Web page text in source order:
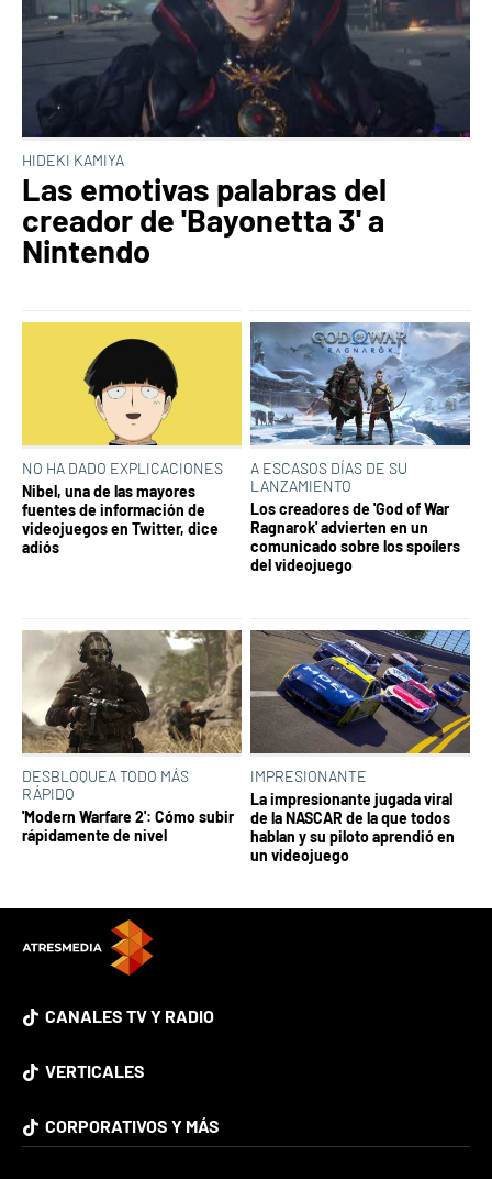
HIDEKI KAMIYA
Las emotivas palabras del
creador de 'Bayonetta 3' a
Nintendo
NO HA DADO EXPLICACIONES
Nibel, una de las mayores
fuentes de información de
videojuegos en Twitter, dice
adiós
A ESCASOS DÍAS DE SU
LANZAMIENTO
Los creadores de 'God of War
Ragnarok' advierten en un
comunicado sobre los spoílers
del videojuego
DESBLOQUEA TODO MÁS
RÁPIDO
'Modern Warfare 2': Cómo subir
rápidamente de nivel
IMPRESIONANTE
La impresionante jugada viral
de la NASCAR de la que todos
hablan y su piloto aprendió en
un videojuego
CANALES TV Y RADIO
VERTICALES
CORPORATIVOS Y MÁS